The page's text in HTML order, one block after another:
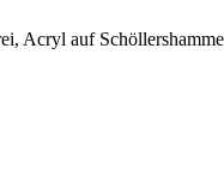
Acryl auf